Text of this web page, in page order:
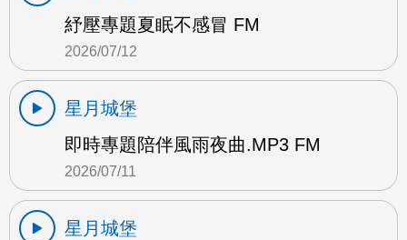
紓壓專題夏眠不感冒 FM
2026/07/12
星月城堡
即時專題陪伴風雨夜曲.MP3 FM
2026/07/11
星月城堡